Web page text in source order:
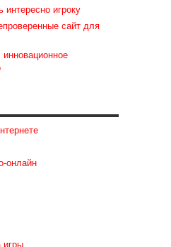
интересно игроку
сайт для
онлайн
игры